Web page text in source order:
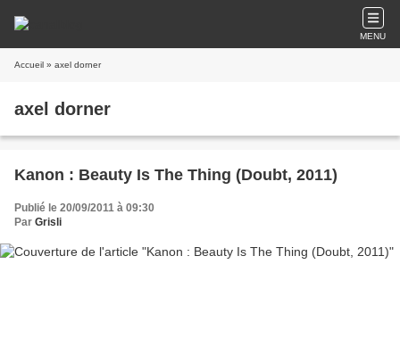
MENU
Accueil » axel dorner
axel dorner
Kanon : Beauty Is The Thing (Doubt, 2011)
Publié le 20/09/2011 à 09:30
Par Grisli